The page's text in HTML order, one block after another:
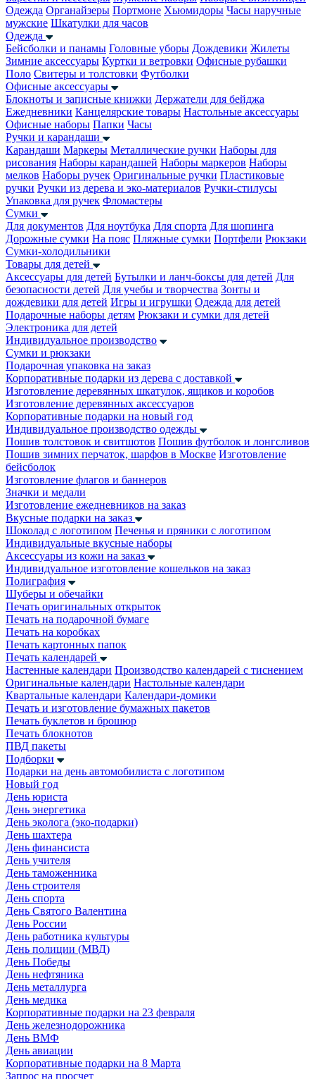
Одежда Органайзеры Портмоне Хьюмидоры Часы наручные
мужские Шкатулки для часов
Одежда
Бейсболки и панамы Головные уборы Дождевики Жилеты
Зимние аксессуары Куртки и ветровки Офисные рубашки
Поло Свитеры и толстовки Футболки
Офисные аксессуары
Блокноты и записные книжки Держатели для бейджа
Ежедневники Канцелярские товары Настольные аксессуары
Офисные наборы Папки Часы
Ручки и карандаши
Карандаши Маркеры Металлические ручки Наборы для
рисования Наборы карандашей Наборы маркеров Наборы
мелков Наборы ручек Оригинальные ручки Пластиковые
ручки Ручки из дерева и эко-материалов Ручки-стилусы
Упаковка для ручек Фломастеры
Сумки
Для документов Для ноутбука Для спорта Для шопинга
Дорожные сумки На пояс Пляжные сумки Портфели Рюкзаки
Сумки-холодильники
Товары для детей
Аксессуары для детей Бутылки и ланч-боксы для детей Для
безопасности детей Для учебы и творчества Зонты и
дождевики для детей Игры и игрушки Одежда для детей
Подарочные наборы детям Рюкзаки и сумки для детей
Электроника для детей
Индивидуальное производство
Сумки и рюкзаки
Подарочная упаковка на заказ
Корпоративные подарки из дерева с доставкой
Изготовление деревянных шкатулок, ящиков и коробов
Изготовление деревянных аксессуаров
Корпоративные подарки на новый год
Индивидуальное производство одежды
Пошив толстовок и свитшотов Пошив футболок и лонгсливов
Пошив зимних перчаток, шарфов в Москве Изготовление
бейсболок
Изготовление флагов и баннеров
Значки и медали
Изготовление ежедневников на заказ
Вкусные подарки на заказ
Шоколад с логотипом Печенья и пряники с логотипом
Индивидуальные вкусные наборы
Аксессуары из кожи на заказ
Индивидуальное изготовление кошельков на заказ
Полиграфия
Шуберы и обечайки
Печать оригинальных открыток
Печать на подарочной бумаге
Печать на коробках
Печать картонных папок
Печать календарей
Настенные календари Производство календарей с тиснением
Оригинальные календари Настольные календари
Квартальные календари Календари-домики
Печать и изготовление бумажных пакетов
Печать буклетов и брошюр
Печать блокнотов
ПВД пакеты
Подборки
Подарки на день автомобилиста с логотипом
Новый год
День юриста
День энергетика
День эколога (эко-подарки)
День шахтера
День финансиста
День учителя
День таможенника
День строителя
День спорта
День Святого Валентина
День России
День работника культуры
День полиции (МВД)
День Победы
День нефтяника
День металлурга
День медика
Корпоративные подарки на 23 февраля
День железнодорожника
День ВМФ
День авиации
Корпоративные подарки на 8 Марта
Запрос на просчет